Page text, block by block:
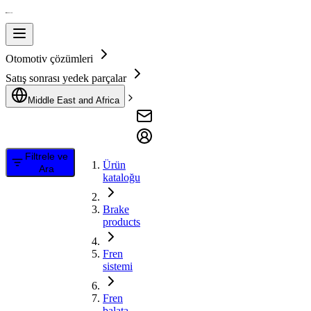
Otomotiv çözümleri
Satış sonrası yedek parçalar
Middle East and Africa
Filtrele ve
Ara
Ürün
kataloğu
Brake
products
Fren
sistemi
Fren